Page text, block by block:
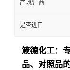
产地/厂商
是否进口
箴德化工：
品、对照品